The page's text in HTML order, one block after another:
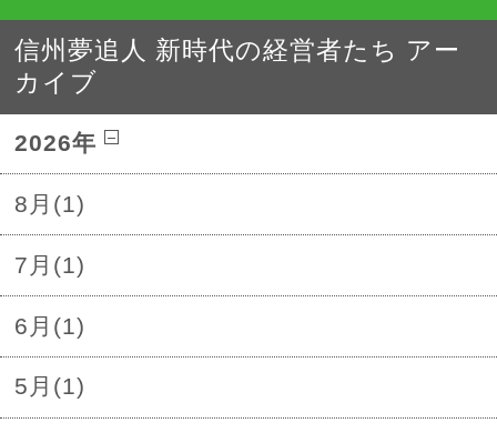
信州夢追人 新時代の経営者たち アー
カイブ
2026年
8月(1)
7月(1)
6月(1)
5月(1)